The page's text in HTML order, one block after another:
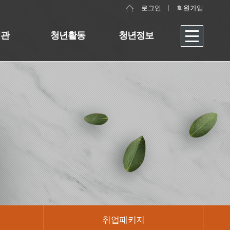
로그인 회원가입
청년활동 청년정보
취업패키지